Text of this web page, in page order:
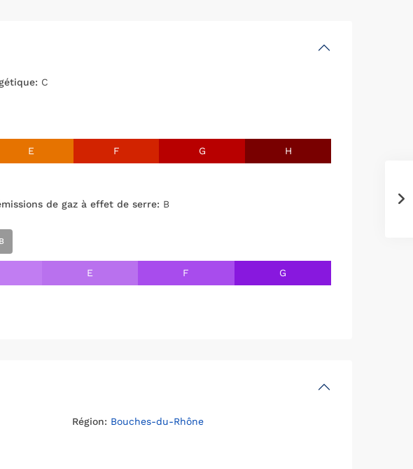
C
E F G H
de gaz à effet de serre: B
E F G
Région: Bouches-du-Rhône